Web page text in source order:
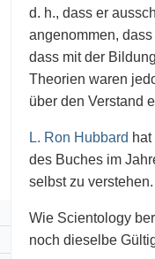
d. h., dass er
angenommen,
dass mit der
Theorien waren
über den Verstand
L. Ron Hubbard
des Buches im
selbst zu verstehen.
Wie Scientology
noch dieselbe